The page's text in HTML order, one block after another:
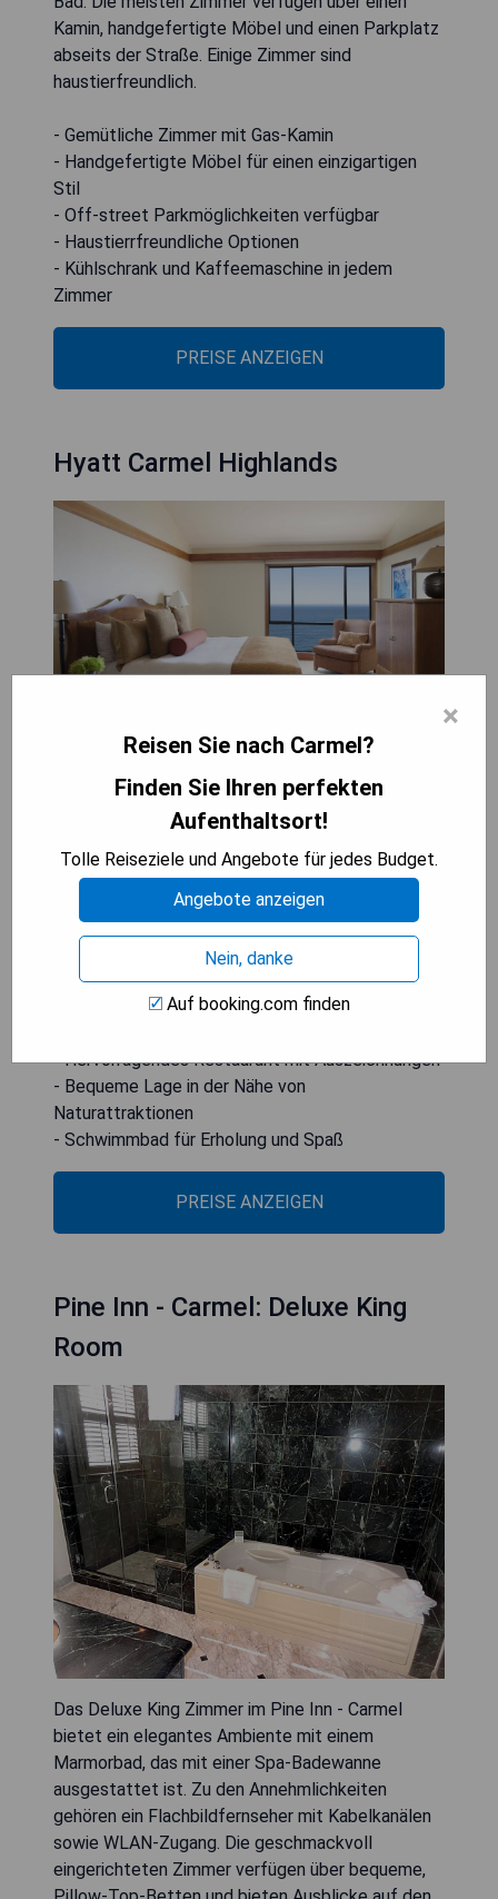
Kamin, handgefertigte Möbel und einen Parkplatz
abseits der Straße. Einige Zimmer sind
haustierfreundlich.
- Gemütliche Zimmer mit Gas-Kamin
- Handgefertigte Möbel für einen einzigartigen
Stil
- Off-street Parkmöglichkeiten verfügbar
- Haustierrfreundliche Optionen
- Kühlschrank und Kaffeemaschine in jedem
Zimmer
PREISE ANZEIGEN
Hyatt Carmel Highlands
Das Hyatt Carmel Highlands liegt auf einer Klippe
mit Blick auf den Pazifischen Ozean und bietet
Es verfügt über einen Außenpool, drei Garten-
Spas im Freien und preisgekrönte Gastronomie
mit Blick auf den Ozean.
- Atemberaubende Aussicht auf den Pazifischen
- Hervorragendes Restaurant mit Auszeichnungen
- Bequeme Lage in der Nähe von
Naturattraktionen
- Schwimmbad für Erholung und Spaß
PREISE ANZEIGEN
Pine Inn - Carmel: Deluxe King
Room
Das Deluxe King Zimmer im Pine Inn - Carmel
bietet ein elegantes Ambiente mit einem
Marmorbad, das mit einer Spa-Badewanne
ausgestattet ist. Zu den Annehmlichkeiten
gehören ein Flachbildfernseher mit Kabelkanälen
sowie WLAN-Zugang. Die geschmackvoll
eingerichteten Zimmer verfügen über bequeme,
×
Reisen Sie nach Carmel?
Finden Sie Ihren perfekten
Aufenthaltsort!
Tolle Reiseziele und Angebote für jedes Budget.
Angebote anzeigen
Nein, danke
Auf booking.com finden